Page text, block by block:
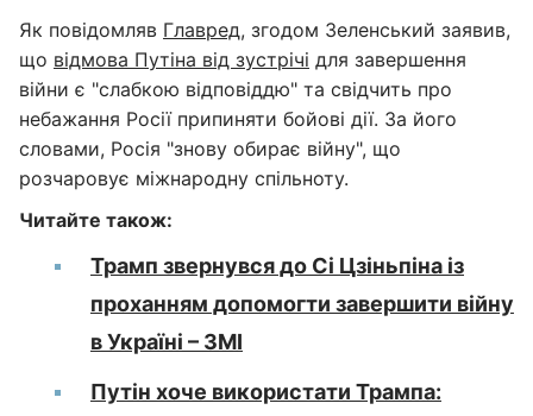
Як повідомляв Главред, згодом Зеленський заявив,
що відмова Путіна від зустрічі для завершення
війни є "слабкою відповіддю" та свідчить про
небажання Росії припиняти бойові дії. За його
словами, Росія "знову обирає війну", що
розчаровує міжнародну спільноту.
Читайте також:
Трамп звернувся до Сі Цзіньпіна із
проханням допомогти завершити війну
в Україні – ЗМІ
Путін хоче використати Трампа: